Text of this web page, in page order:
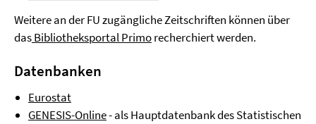
Weitere an der FU zugängliche Zeitschriften können über
dasBibliotheksportal Primorecherchiert werden.
Datenbanken
Eurostat
GENESIS-Online- als Hauptdatenbank des Statistischen